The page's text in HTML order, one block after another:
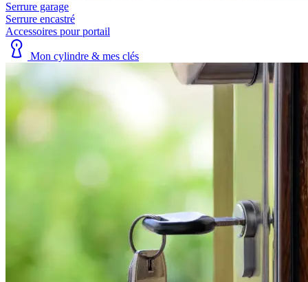
Serrure garage
Serrure encastré
Accessoires pour portail
Mon cylindre & mes clés